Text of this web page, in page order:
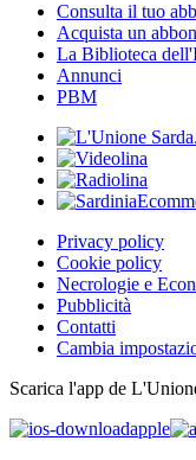
Consulta il tuo
Acquista un
La Biblioteca
Annunci
PBM
Privacy policy
Cookie policy
Necrologie e
Pubblicità
Contatti
Cambia
Scarica l'app de
apple